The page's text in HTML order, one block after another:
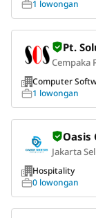
1 lowongan
Pt.
Cempaka
Computer
1 lowongan
Oasis
Jakarta
Hospitality
0 lowongan